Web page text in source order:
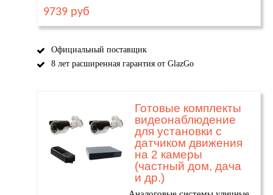
9739 руб
Официальный поставщик
8 лет расширенная гарантия от GlazGo
Готовые комплекты
видеонаблюдение
для установки с
датчиком движения
на 2 камеры
(частный дом, дача
и др.)